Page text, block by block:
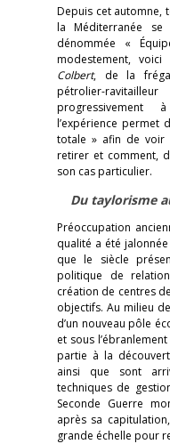
Depuis cet automne,
la Méditerranée se
dénommée «
modestement,
Colbert, de la
pétrolier-
progressivement
l’expérience permet
totale » afin de voir
retirer et comment,
son cas particulier.
Du taylorisme
Préoccupation
qualité a été
que le siècle
politique de
création de centres
objectifs. Au milieu
d’un nouveau pôle
et sous
partie à la
ainsi que sont
techniques de
Seconde Guerre
après sa
grande échelle pour